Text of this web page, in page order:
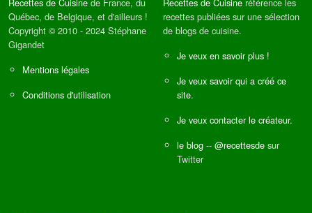
Québec, de Belgique, et d'ailleurs !
Copyright © 2010 - 2024 Stéphane
Gigandet
Mentions légales
Conditions d'utilisation
recettes publiées sur une sélection
de blogs de cuisine.
Je veux en savoir plus !
Je veux savoir qui a créé ce
site.
Je veux contacter le créateur.
le blog -- @recettesde sur
Twitter